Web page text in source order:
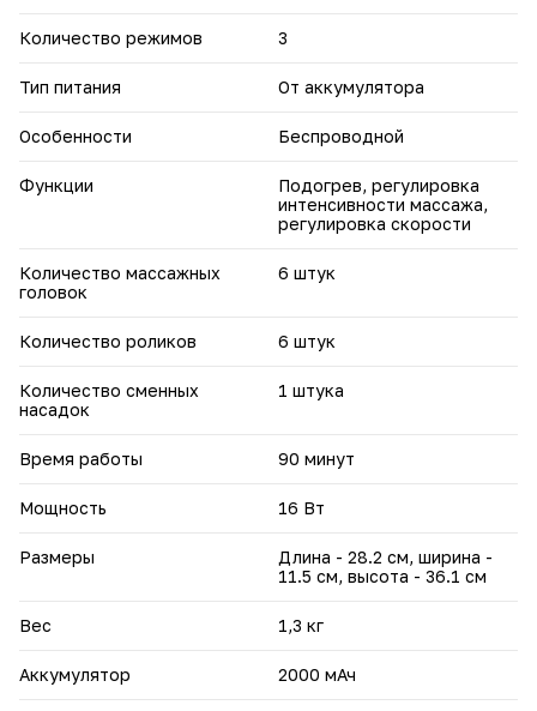
Количество режимов 3
Тип питания От аккумулятора
Особенности Беспроводной
Функции
Подогрев, регулировка
интенсивности массажа,
регулировка скорости
Количество массажных
головок
6 штук
Количество роликов 6 штук
Количество сменных
насадок
1 штука
Время работы 90 минут
Мощность 16 Вт
Размеры
Длина - 28.2 см, ширина -
11.5 см, высота - 36.1 см
Вес 1,3 кг
Аккумулятор 2000 мАч